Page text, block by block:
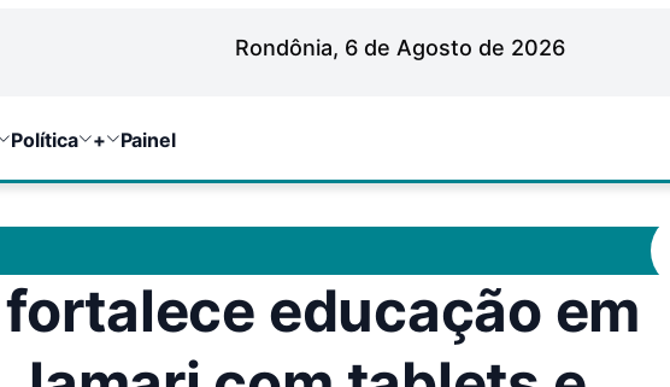
Rondônia, 6 de Agosto de 2026
Política + Painel
educação em